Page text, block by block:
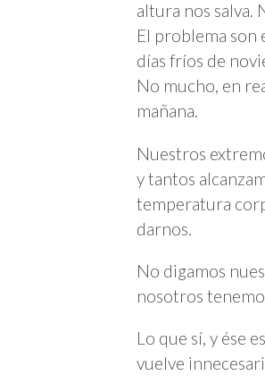
altura nos salva.
El problema son
días fríos de
No mucho, en
mañana.
Nuestros
y tantos
temperatura
darnos.
No digamos
nosotros
Lo que sí, y ése
vuelve